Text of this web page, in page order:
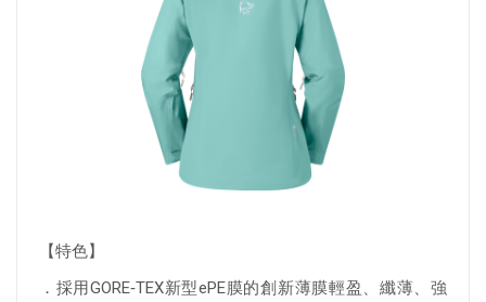
【特色】
．採用GORE‑TEX新型ePE膜的創新薄膜輕盈、纖薄、強